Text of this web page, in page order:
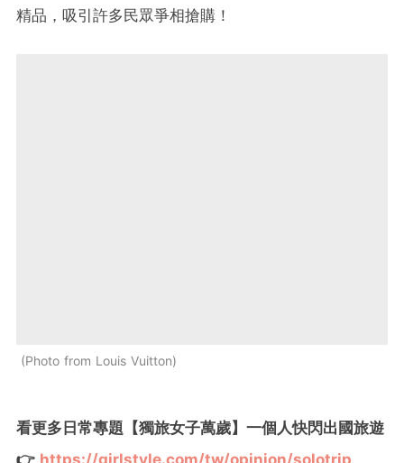
精品，吸引許多民眾爭相搶購！
Photo from Louis Vuitton
看更多日常專題【獨旅女子萬歲】一個人快閃出國旅遊